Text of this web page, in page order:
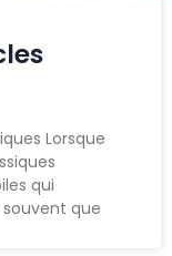
Lorsque
qui
que